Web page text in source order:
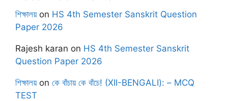
শিক্ষালয়on HS 4th Semester Sanskrit Question
Paper 2026
Rajesh karan on HS 4th Semester Sanskrit
Question Paper 2026
শিক্ষালয়on কে বাঁচায় কে বাঁচে! (XII-BENGALI): – MCQ
TEST